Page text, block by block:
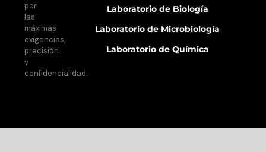
por
las
máximas
exigencias,
precisión
y
confidencialidad.
Laboratorio de Biología
Laboratorio de Microbiología
Laboratorio de Química